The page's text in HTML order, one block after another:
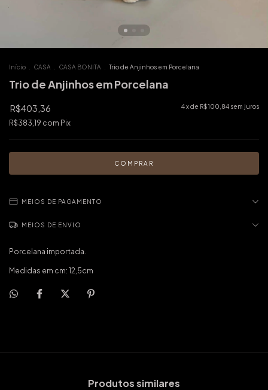
Início CASA CASA BONITA Trio de Anjinhos em Porcelana
Trio de Anjinhos em Porcelana
R$403,36 4x de R$100,84 sem juros
R$383,19 com Pix
MEIOS DE PAGAMENTO
MEIOS DE ENVIO
Porcelana importada.
Medidas em cm: 12,5cm
Produtos similares